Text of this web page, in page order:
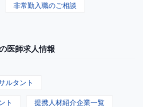
非常勤入職のご相談
医師求人情報
ルタント
ト 提携人材紹介企業一覧